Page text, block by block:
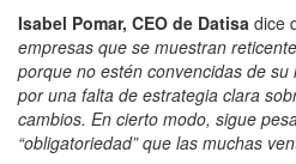
Isabel Pomar, CEO de Datisa dice
empresas que se muestran
porque no estén convencidas de su
por una falta de estrategia clara
cambios. En cierto modo, sigue
“obligatoriedad” que las muchas